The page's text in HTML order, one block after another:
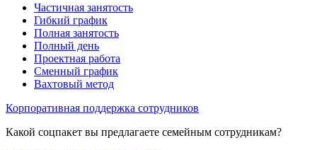
Частичная занятость
Гибкий график
Полная занятость
Полный день
Проектная работа
Сменный график
Вахтовый метод
Корпоративная поддержка сотрудников
Какой соцпакет вы предлагаете семейным сотрудникам?